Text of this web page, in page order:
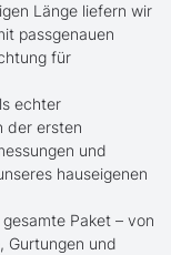
Länge liefern wir
passgenauen
für
echter
der ersten
und
hauseigenen
Paket – von
Gurtungen und